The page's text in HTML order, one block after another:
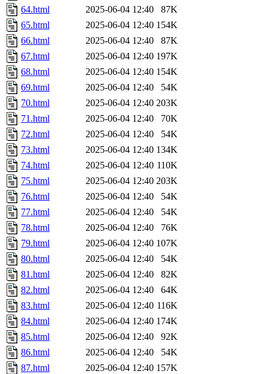
64.html
2025-06-04 12:40
87K
65.html
2025-06-04 12:40 154K
66.html
2025-06-04 12:40
87K
67.html
2025-06-04 12:40 197K
68.html
2025-06-04 12:40 154K
69.html
2025-06-04 12:40
54K
70.html
2025-06-04 12:40 203K
71.html
2025-06-04 12:40
70K
72.html
2025-06-04 12:40
54K
73.html
2025-06-04 12:40 134K
74.html
2025-06-04 12:40 110K
75.html
2025-06-04 12:40 203K
76.html
2025-06-04 12:40
54K
77.html
2025-06-04 12:40
54K
78.html
2025-06-04 12:40
76K
79.html
2025-06-04 12:40 107K
80.html
2025-06-04 12:40
54K
81.html
2025-06-04 12:40
82K
82.html
2025-06-04 12:40
64K
83.html
2025-06-04 12:40 116K
84.html
2025-06-04 12:40 174K
85.html
2025-06-04 12:40
92K
86.html
2025-06-04 12:40
54K
87.html
2025-06-04 12:40 157K